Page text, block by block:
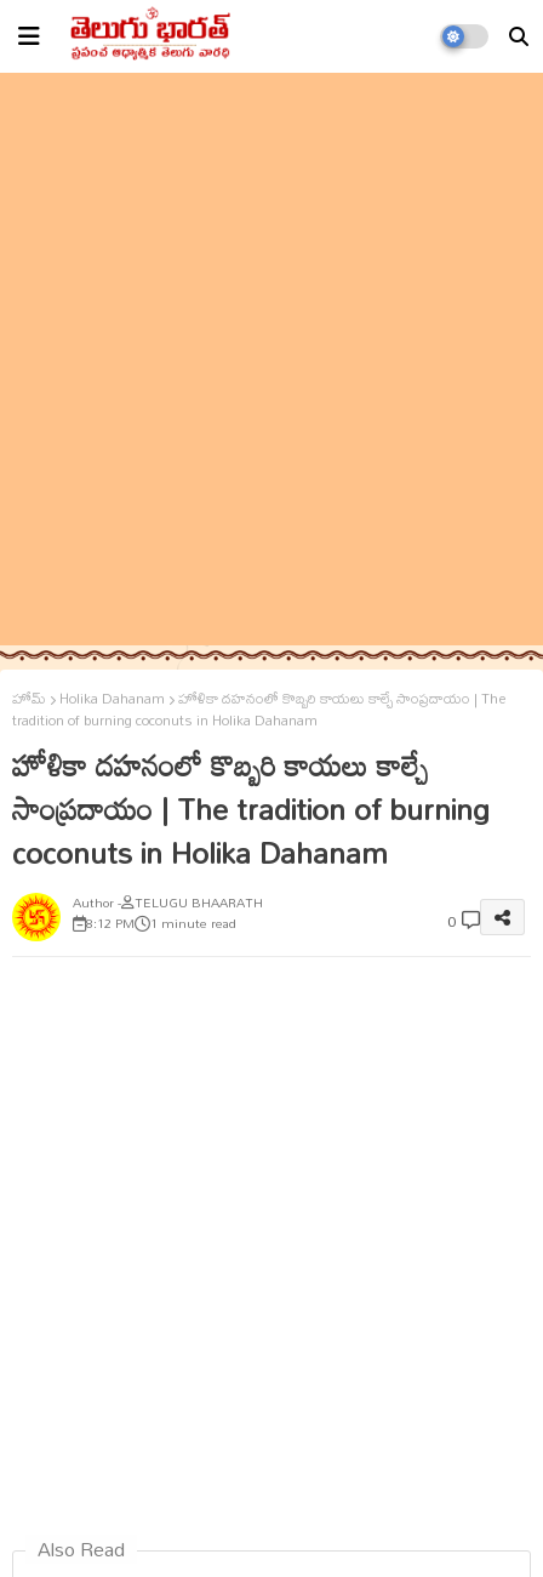
హోమ్ Holika Dahanam హోళికా దహనంలో కొబ్బరి కాయలు కాల్చే సాంప్రదాయం | The
tradition of burning coconuts in Holika Dahanam
హోళికా దహనంలో కొబ్బరి కాయలు కాల్చే
సాంప్రదాయం | The tradition of burning
coconuts in Holika Dahanam
TELUGU BHAARATH
8:12 PM 1 minute read 0
Also Read